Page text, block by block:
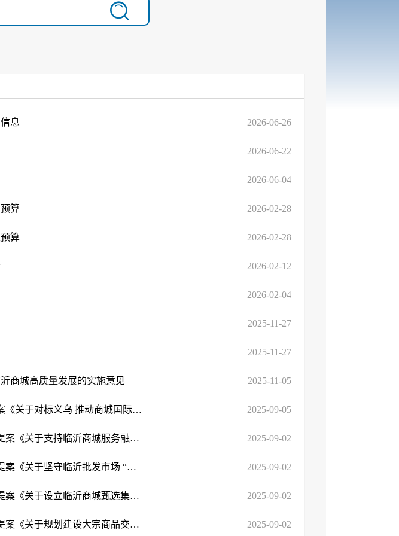
息 2026-06-26
2026-06-22
2026-06-04
算 2026-02-28
算 2026-02-28
2026-02-12
2026-02-04
2025-11-27
2025-11-27
商城高质量发展的实施意见 2025-11-05
对市政协十六届四次会议第4号提案《关于对标义乌 推动商城国际化的建议 ... 2025-09-05
对市政协十六届四次会议第345号提案《关于支持临沂商城服务融入双循环的... 2025-09-02
对市政协十六届四次会议第276号提案《关于坚守临沂批发市场 “一品一市 ... 2025-09-02
对市政协十六届四次会议第273号提案《关于设立临沂商城甄选集中展示区的... 2025-09-02
对市政协十六届四次会议第243号提案《关于规划建设大宗商品交易中心的建... 2025-09-02